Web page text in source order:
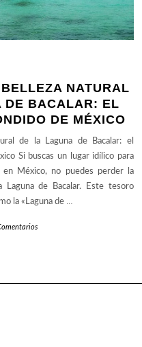
NATURAL
DE BACALAR: EL
DE MÉXICO
de la Laguna de Bacalar: el
Si buscas un lugar idílico para
en México, no puedes perder la
de Bacalar. Este tesoro
la «Laguna de …